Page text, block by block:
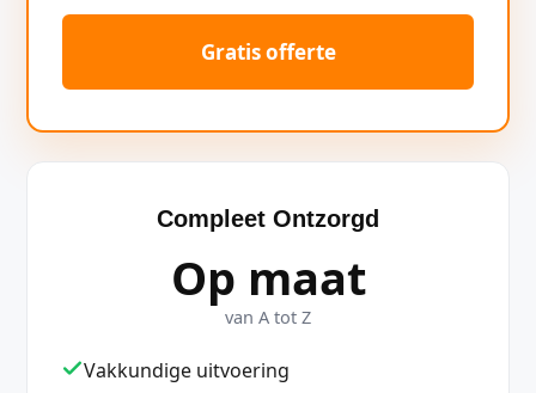
Gratis offerte
Compleet Ontzorgd
Op maat
van A tot Z
Vakkundige uitvoering